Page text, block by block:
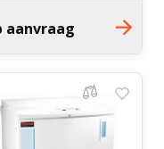
4 hele en 2
draadroosters
aanvraag